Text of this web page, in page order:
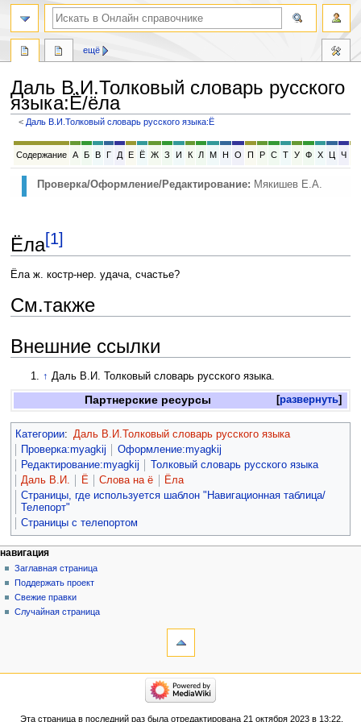
Даль В.И.Толковый словарь русского
языка:Ё/ёла
< Даль В.И.Толковый словарь русского языка:Ё
Перейти
навигации
Перейти
поиску
Содержание А Б В Г Д Е Ё Ж З И К Л М Н О П Р С Т У Ф Х Ц Ч
Проверка/Оформление/Редактирование: Мякишев Е.А.
Ёла[1]
Ёла ж. костр-нер. удача, счастье?
См.также
Внешние ссылки
↑ Даль В.И. Толковый словарь русского языка.
развернуть
Партнерские ресурсы
Категории: Даль В.И.Толковый словарь русского языка
Проверка:myagkij
Оформление:myagkij
Редактирование:myagkij
Толковый словарь русского языка
Даль В.И.
Ё Слова на ё
Ёла
Страницы, где используется шаблон "Навигационная таблица/
Телепорт"
Страницы с телепортом
ещё
навигация
Заглавная страница
Поддержать проект
Свежие правки
Случайная страница
Эта страница в последний раз была отредактирована 21 октября 2023 в 13:22.